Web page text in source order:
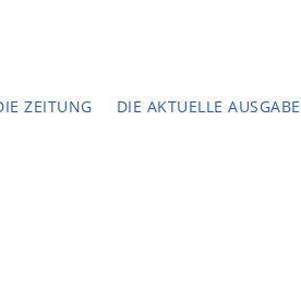
ZEITUNG DIE AKTUELLE AUSGABE